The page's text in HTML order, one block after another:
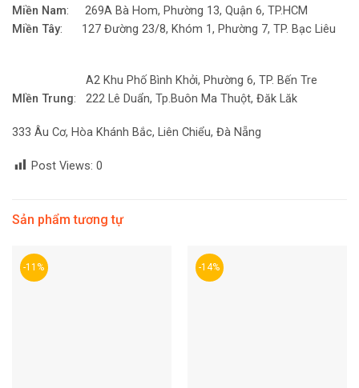
Miền Nam: 269A Bà Hom, Phường 13, Quận 6, TP.HCM
Miền Tây: 127 Đường 23/8, Khóm 1, Phường 7, TP. Bạc Liêu
A2 Khu Phố Bình Khởi, Phường 6, TP. Bến Tre
MIền Trung: 222 Lê Duẩn, Tp.Buôn Ma Thuột, Đăk Lăk
333 Âu Cơ, Hòa Khánh Bắc, Liên Chiểu, Đà Nẵng
Post Views: 0
Sản phẩm tương tự
-11% -14%